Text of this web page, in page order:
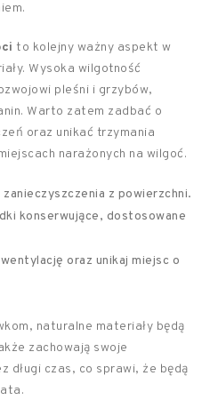
to kolejny ważny aspekt w
Wysoka wilgotność
pleśni i grzybów,
Warto zatem zadbać o
oraz unikać trzymania
narażonych na wilgoć.
z powierzchni.
konserwujące, dostosowane
oraz unikaj miejsc o
naturalne materiały będą
zachowają swoje
długi czas, co sprawi, że będą